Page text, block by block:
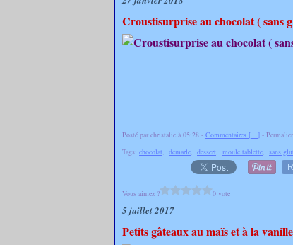
Croustisurprise au chocolat ( sans
Posté par christalie à 05:28 - Commentaires […] -
Tags: chocolat, demarle, dessert, moule tablette, sans
Vous aimez ? 0 vote
5 juillet 2017
Petits gâteaux au maïs et à la